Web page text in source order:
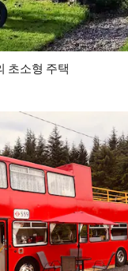
초소형 주택